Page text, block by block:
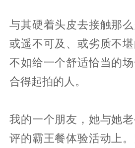
与其硬着头皮去接触那么
或遥不可及、或劣质不
不如给一个舒适恰当的
合得起拍的人。
我的一个朋友，她与她
评的霸王餐体验活动上